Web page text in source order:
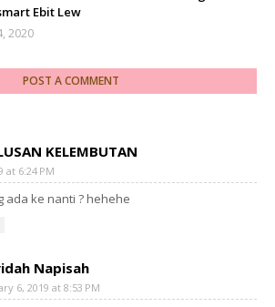
Ebit Lew
2020
POST A COMMENT
KELEMBUTAN
at 6:24 PM
ada ke nanti ? hehehe
Napisah
6, 2019 at 8:53 PM